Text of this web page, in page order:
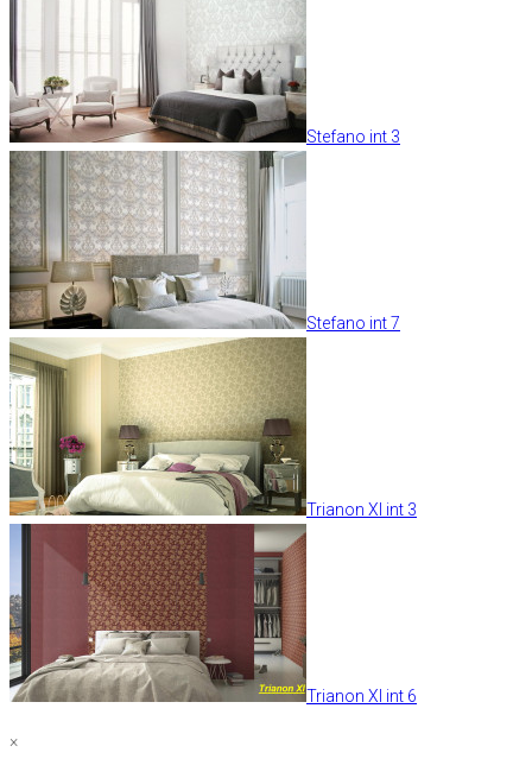
Stefano int 3
Stefano int 7
Trianon XI int 3
Trianon XI int 6
×